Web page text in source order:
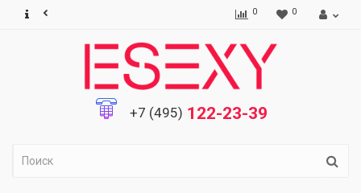
0 0
+7 (495) 122-23-39